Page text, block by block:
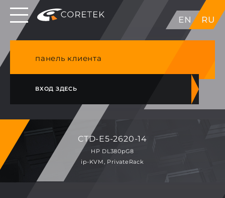
EN RU
Выделенные серверы в ЕС, Японии, ГК, США
NVME VPS & cPanel премиум хостинг в
панель клиента
ВХОД ЗДЕСЬ
CTD-E5-2620-14
HP DL380pG8
ip-KVM, PrivateRack